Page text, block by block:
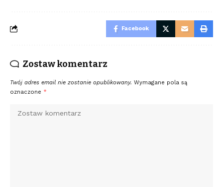
Facebook
Zostaw komentarz
Twój adres email nie zostanie opublikowany. Wymagane pola są
oznaczone *